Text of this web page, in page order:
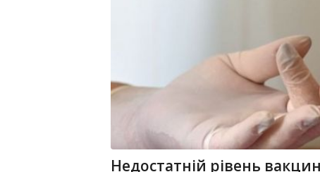
Недостатній рівень